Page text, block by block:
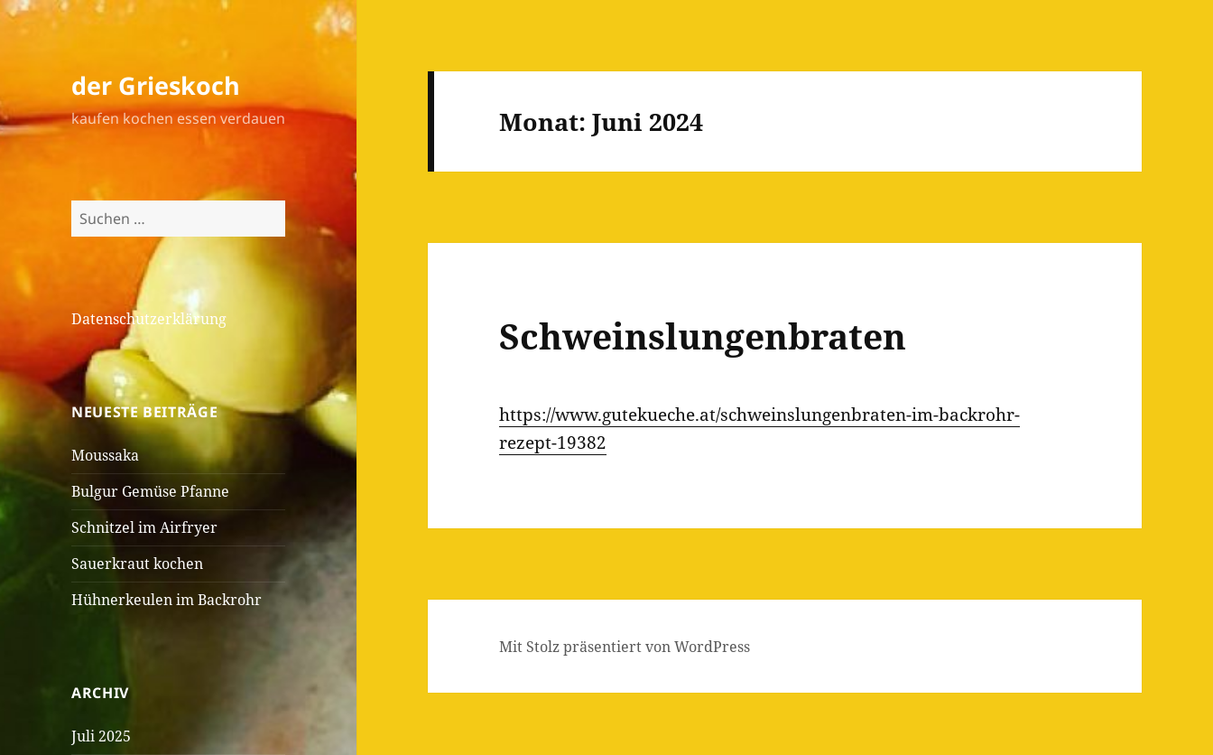
der Grieskoch
kaufen kochen essen verdauen
Suchen
nach:
Datenschutzerklärung
NEUESTE BEITRÄGE
Moussaka
Bulgur Gemüse Pfanne
Schnitzel im Airfryer
Sauerkraut kochen
Hühnerkeulen im Backrohr
ARCHIV
Juli 2025
Monat:Juni 2024
Schweinslungenbraten
https://www.gutekueche.at/schweinslungenbraten-im-backrohr-
rezept-19382
Mit Stolz präsentiert von WordPress